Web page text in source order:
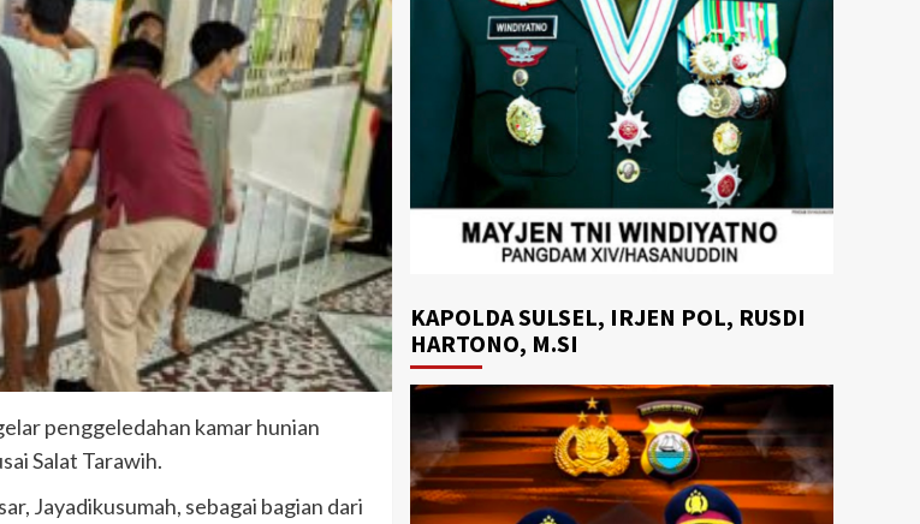
penggeledahan kamar hunian
Salat Tarawih.
Jayadikusumah, sebagai bagian dari
KAPOLDA SULSEL, IRJEN POL, RUSDI
HARTONO, M.SI